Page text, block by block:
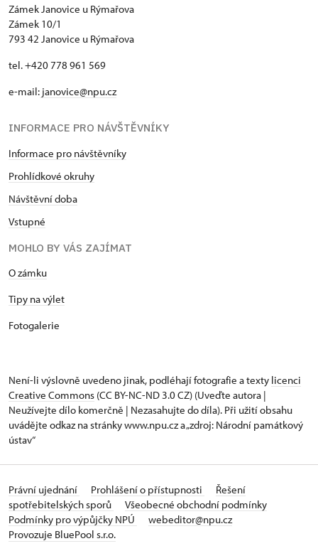
Zámek Janovice u Rýmařova
Zámek 10/1
793 42 Janovice u Rýmařova
tel. +420 778 961 569
e-mail: janovice@npu.cz
INFORMACE PRO NÁVŠTĚVNÍKY
Informace pro návštěvníky
Prohlídkové okruhy
Návštěvní doba
Vstupné
MOHLO BY VÁS ZAJÍMAT
O zámku
Tipy na výlet
Fotogalerie
Není-li výslovně uvedeno jinak, podléhají fotografie a texty licenci
Creative Commons (CC BY-NC-ND 3.0 CZ) (Uveďte autora |
Neužívejte dílo komerčně | Nezasahujte do díla). Při užití obsahu
uvádějte odkaz na stránky www.npu.cz a „zdroj: Národní památkový
ústav“
Právní ujednání Prohlášení o přístupnosti
Řešení
spotřebitelských sporů
Všeobecné obchodní podmínky
Podmínky pro výpůjčky NPÚ
webeditor@npu.cz
Provozuje BluePool s.r.o.